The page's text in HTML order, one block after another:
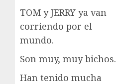
TOM y JERRY ya van
corriendo por el
mundo.
Son muy, muy bichos.
Han tenido mucha